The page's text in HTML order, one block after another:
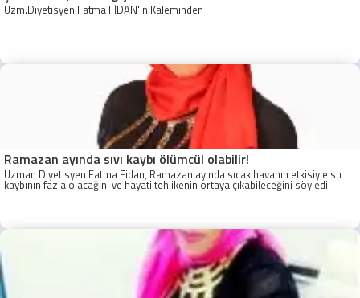
Uzm.Diyetisyen Fatma FİDAN'ın Kaleminden
Ramazan ayında sıvı kaybı ölümcül olabilir!
Uzman Diyetisyen Fatma Fidan, Ramazan ayında sıcak havanın etkisiyle su
kaybının fazla olacağını ve hayati tehlikenin ortaya çıkabileceğini söyledi.